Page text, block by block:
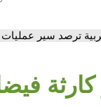
ترصد سير عمليات